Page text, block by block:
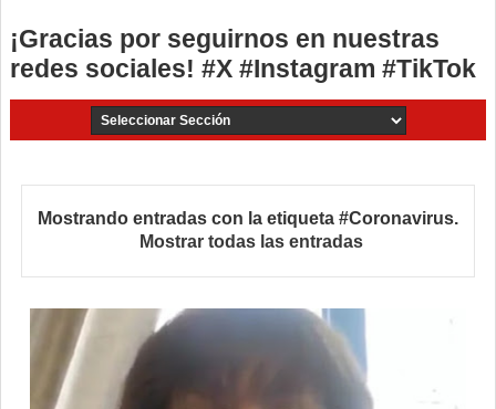
¡Gracias por seguirnos en nuestras
redes sociales! #X #Instagram #TikTok
Mostrando entradas con la etiqueta #Coronavirus.
Mostrar todas las entradas